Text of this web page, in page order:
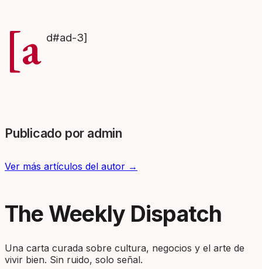
[a d#ad-3]
Publicado por admin
Ver más artículos del autor →
The Weekly Dispatch
Una carta curada sobre cultura, negocios y el arte de
vivir bien. Sin ruido, solo señal.